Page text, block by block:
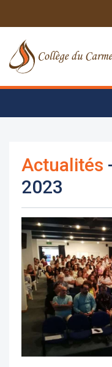
Actualités
2023